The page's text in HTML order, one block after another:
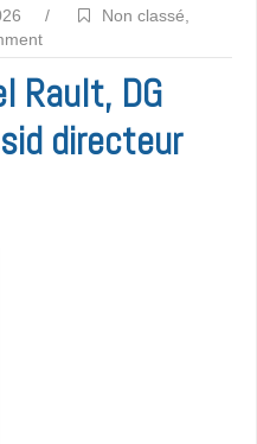
/ Non classé
Rault, DG
directeur